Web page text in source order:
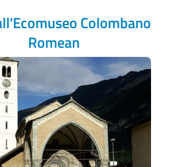
Colombano
Romean